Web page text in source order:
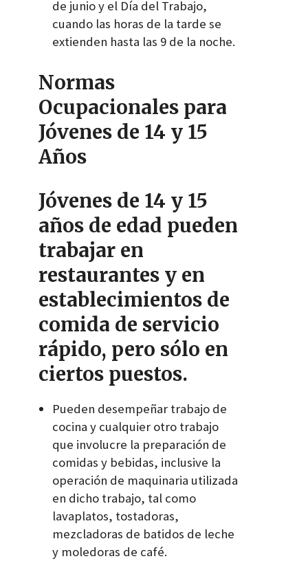
de junio y el Día del Trabajo,
cuando las horas de la tarde se
extienden hasta las 9 de la noche.
Normas
Ocupacionales para
Jóvenes de 14 y 15
Años
Jóvenes de 14 y 15
años de edad pueden
trabajar en
restaurantes y en
establecimientos de
comida de servicio
rápido, pero sólo en
ciertos puestos.
Pueden desempeñar trabajo de
cocina y cualquier otro trabajo
que involucre la preparación de
comidas y bebidas, inclusive la
operación de maquinaria utilizada
en dicho trabajo, tal como
lavaplatos, tostadoras,
mezcladoras de batidos de leche
y moledoras de café.